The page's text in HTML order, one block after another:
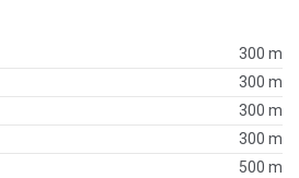
300 m
300 m
300 m
300 m
500 m